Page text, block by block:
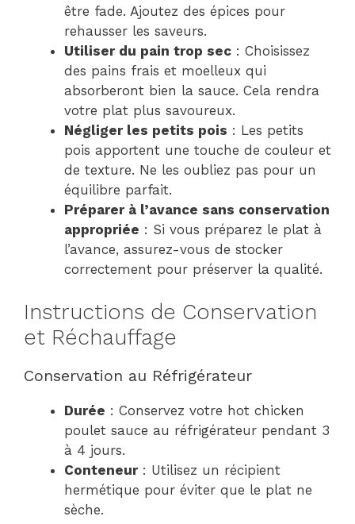
être fade. Ajoutez des épices pour
rehausser les saveurs.
Utiliser du pain trop sec : Choisissez
des pains frais et moelleux qui
absorberont bien la sauce. Cela rendra
votre plat plus savoureux.
Négliger les petits pois : Les petits
pois apportent une touche de couleur et
de texture. Ne les oubliez pas pour un
équilibre parfait.
Préparer à l’avance sans conservation
appropriée : Si vous préparez le plat à
l’avance, assurez-vous de stocker
correctement pour préserver la qualité.
Instructions de Conservation
et Réchauffage
Conservation au Réfrigérateur
Durée : Conservez votre hot chicken
poulet sauce au réfrigérateur pendant 3
à 4 jours.
Conteneur: Utilisez un récipient
hermétique pour éviter que le plat ne
sèche.